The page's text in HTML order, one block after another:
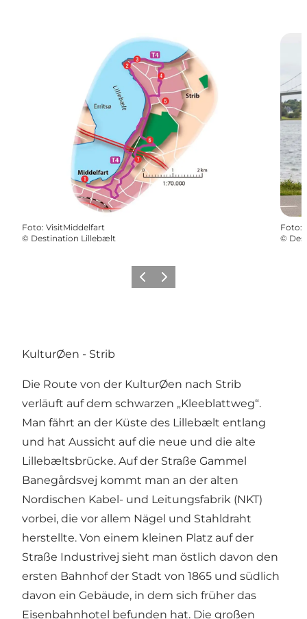
Foto: VisitMiddelfart
© Destination Lillebælt
Foto:
©
ZurückWeiter
KulturØen - Strib
Die Route von der KulturØen nach Strib
verläuft auf dem schwarzen „Kleeblattweg“.
Man fährt an der Küste des Lillebælt entlang
und hat Aussicht auf die neue und die alte
Lillebæltsbrücke. Auf der Straße Gammel
Banegårdsvej kommt man an der alten
Nordischen Kabel- und Leitungsfabrik (NKT)
vorbei, die vor allem Nägel und Stahldraht
herstellte. Von einem kleinen Platz auf der
Straße Industrivej sieht man östlich davon den
ersten Bahnhof der Stadt von 1865 und südlich
davon ein Gebäude, in dem sich früher das
Eisenbahnhotel befunden hat. Die großen